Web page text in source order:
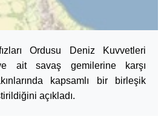
Ordusu Deniz Kuvvetleri
ait savaş gemilerine karşı
kapsamlı bir birleşik
açıkladı.